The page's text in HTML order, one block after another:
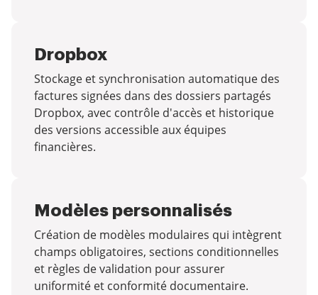
Dropbox
Stockage et synchronisation automatique des
factures signées dans des dossiers partagés
Dropbox, avec contrôle d'accès et historique
des versions accessible aux équipes
financières.
Modèles personnalisés
Création de modèles modulaires qui intègrent
champs obligatoires, sections conditionnelles
et règles de validation pour assurer
uniformité et conformité documentaire.